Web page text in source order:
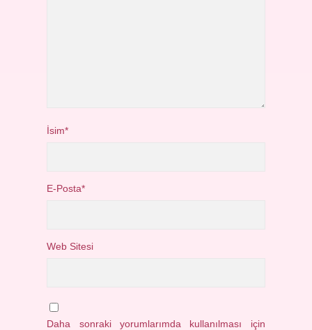
İsim*
E-Posta*
Web Sitesi
Daha sonraki yorumlarımda kullanılması için